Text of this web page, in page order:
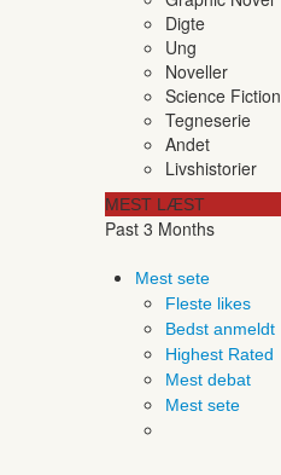
Digte
Ung
Noveller
Science Fiction
Tegneserie
Andet
Livshistorier
MEST LÆST
Past 3 Months
Mest sete
Fleste likes
Bedst anmeldt
Highest Rated
Mest debat
Mest sete